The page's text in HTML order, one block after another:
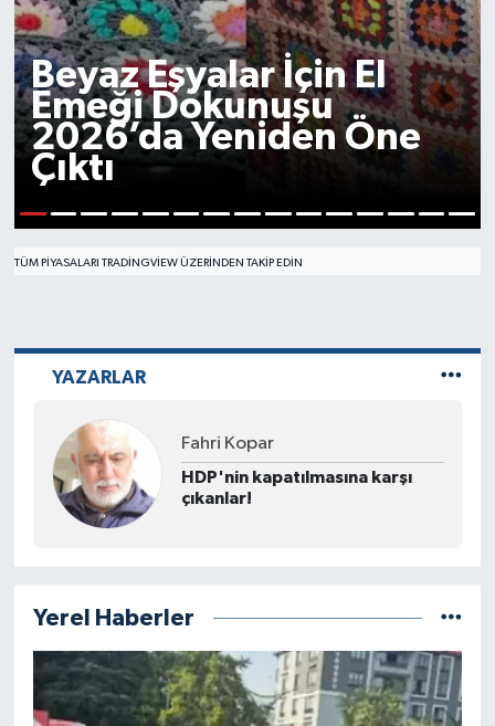
Beyaz Eşyalar İçin El
Emeği Dokunuşu
2026’da Yeniden Öne
Çıktı
TÜM PIYASALARI TRADINGVIEW ÜZERINDEN TAKIP EDIN
YAZARLAR
Ezgi Akgül
Akran Zorbalığı ve Ailenin Rolü
Yerel Haberler
YEREL